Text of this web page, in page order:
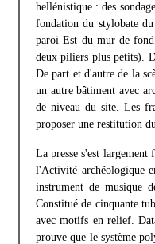
hellénistique : des
fondation du stylobate
paroi Est du mur de
deux piliers plus petits).
De part et d'autre de la
un autre bâtiment avec
de niveau du site. Les
proposer une restitution
La presse s'est
l'Activité archéologique
instrument de musique
Constitué de cinquante
avec motifs en relief.
prouve que le système